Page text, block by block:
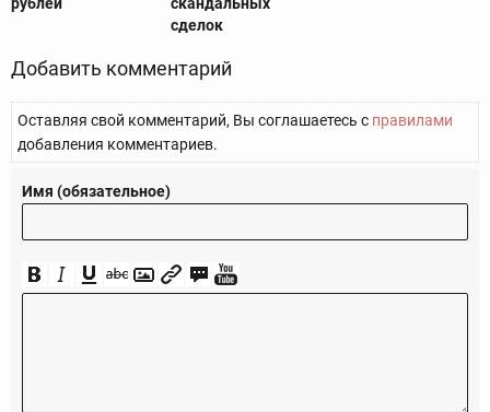
рублей
скандальных
сделок
Добавить комментарий
Оставляя свой комментарий, Вы соглашаетесь с правилами
добавления комментариев.
Имя (обязательное)